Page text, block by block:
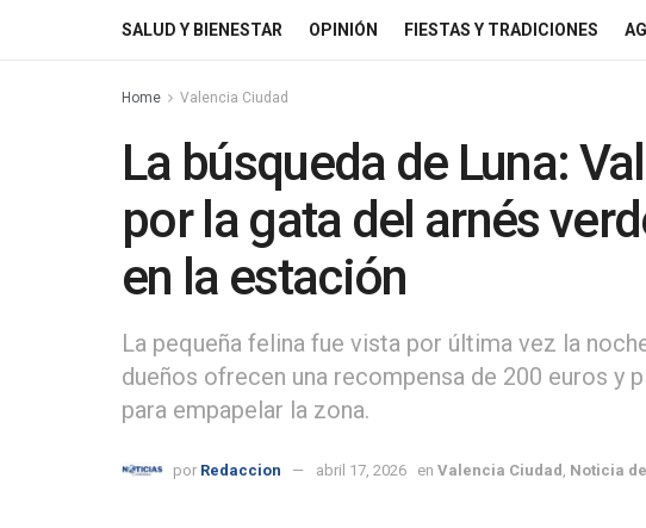
SALUD Y BIENESTAR OPINIÓN FIESTAS Y TRADICIONES
Home Valencia Ciudad
La búsqueda de Luna:
por la gata del arnés
en la estación
La pequeña felina fue vista por última vez la
dueños ofrecen una recompensa de 200 euros y
para empapelar la zona.
por Redaccion abril 17, 2026 en Valencia Ciudad Noticia